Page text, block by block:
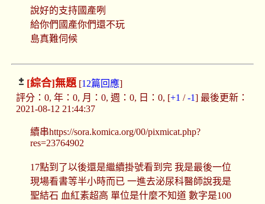
說好的支持國產咧
給你們國產你們還不玩
島真難伺候
[綜合]無題[12篇回應]
評分：0, 年：0, 月：0, 週：0, 日：0, [+1 /-1] 最後更新：
2021-08-12 21:44:37
續串https://sora.komica.org/00/pixmicat.php?
res=23764902
17點到了以後還是繼續掛號看到完 我是最後一位
現場看書等半小時而已 一進去泌尿科醫師說我是
聖結石 血紅素超高 單位是什麼不知道 數字是100